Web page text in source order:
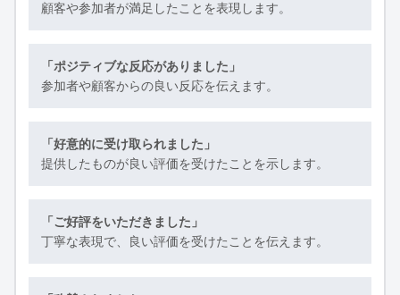
顧客や参加者が満足したことを表現します。
「ポジティブな反応がありました」
参加者や顧客からの良い反応を伝えます。
「好意的に受け取られました」
提供したものが良い評価を受けたことを示します。
「ご好評をいただきました」
丁寧な表現で、良い評価を受けたことを伝えます。